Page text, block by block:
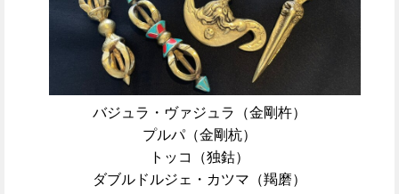
バジュラ・ヴァジュラ（金剛杵）
プルパ（金剛杭）
トッコ（独鈷）
ダブルドルジェ・カツマ（羯磨）